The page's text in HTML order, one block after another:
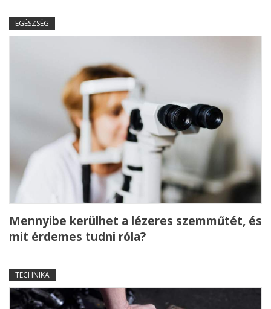
EGÉSZSÉG
Mennyibe kerülhet a lézeres szemműtét, és
mit érdemes tudni róla?
TECHNIKA